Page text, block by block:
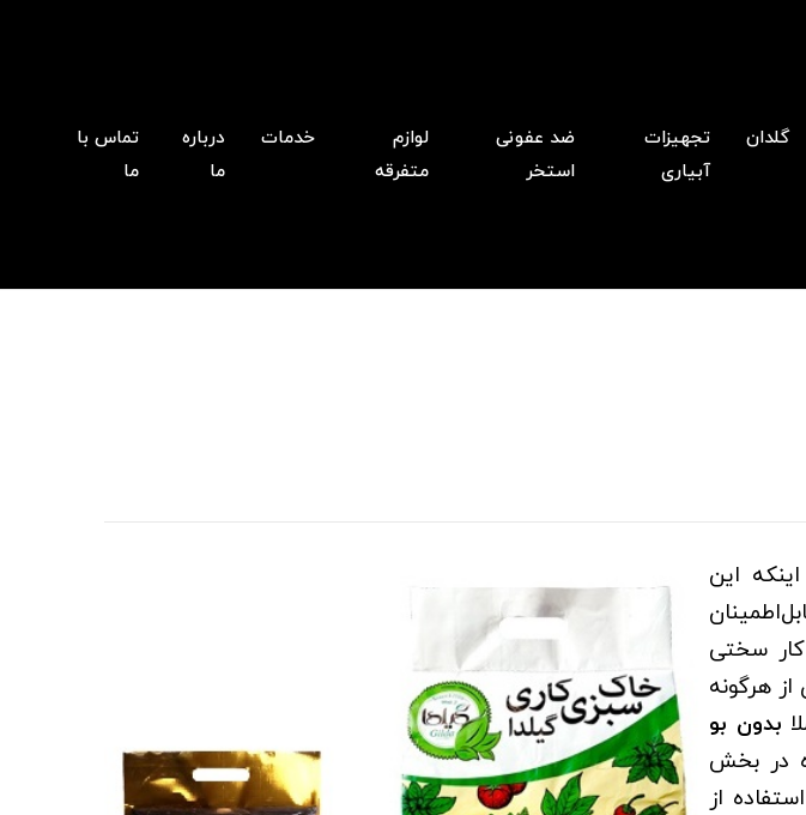
گلدان
تجهیزات
آبیاری
ضد عفونی
استخر
لوازم
متفرقه
خدمات
درباره
ما
تماس با
ما
این
سختی
هرگونه
بدون بو
در بخش
از